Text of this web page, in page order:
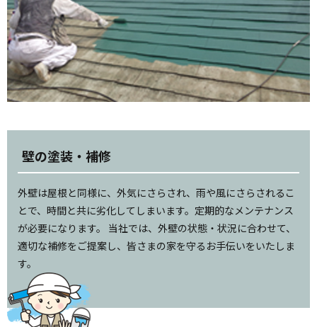
壁の塗装・補修
外壁は屋根と同様に、外気にさらされ、雨や風にさらされるこ
とで、時間と共に劣化してしまいます。定期的なメンテナンス
が必要になります。 当社では、外壁の状態・状況に合わせて、
適切な補修をご提案し、皆さまの家を守るお手伝いをいたしま
す。